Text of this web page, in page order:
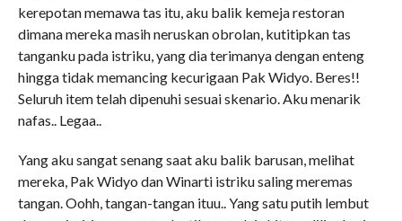
kerepotan memawa tas itu, aku balik kemeja restoran
dimana mereka masih neruskan obrolan, kutitipkan tas
tanganku pada istriku, yang dia terimanya dengan enteng
hingga tidak memancing kecurigaan Pak Widyo. Beres!!
Seluruh item telah dipenuhi sesuai skenario. Aku menarik
nafas.. Legaa..
Yang aku sangat senang saat aku balik barusan, melihat
mereka, Pak Widyo dan Winarti istriku saling meremas
tangan. Oohh, tangan-tangan ituu.. Yang satu putih lembut